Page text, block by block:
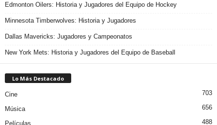
Edmonton Oilers: Historia y Jugadores del Equipo de Hockey
Minnesota Timberwolves: Historia y Jugadores
Dallas Mavericks: Jugadores y Campeonatos
New York Mets: Historia y Jugadores del Equipo de Baseball
Lo Más Destacado
Cine 703
Música 656
Películas 488